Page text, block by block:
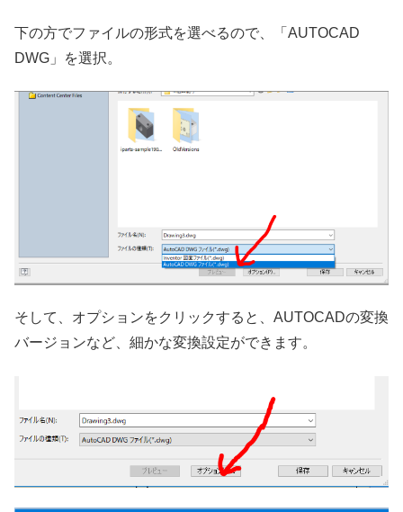
下の方でファイルの形式を選べるので、「AUTOCAD
DWG」を選択。
そして、オプションをクリックすると、AUTOCADの変換
バージョンなど、細かな変換設定ができます。